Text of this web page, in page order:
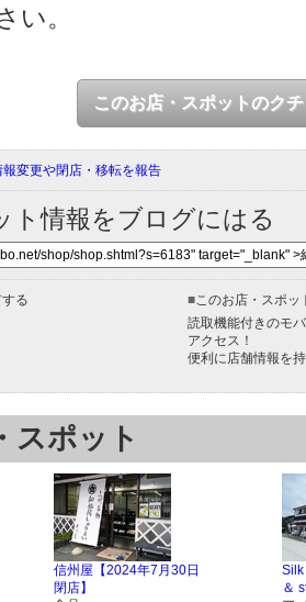
い。
このお店・スポットのク
変更や閉店・移転を報告
ト情報をブログにはる
る ■このお店・スポッ
読取機能付きのモ
アクセス！
便利に店舗情報を
スポット
信州屋【2024年7月30日
閉店】
Silk
＆